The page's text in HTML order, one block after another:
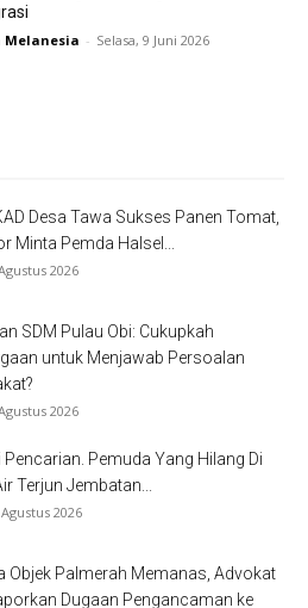
Melanesia - Selasa, 9 Juni 2026
Desa Tawa Sukses Panen Tomat,
Minta Pemda Halsel...
2026
SDM Pulau Obi: Cukupkah
untuk Menjawab Persoalan
2026
Pencarian. Pemuda Yang Hilang Di
Terjun Jembatan...
2026
Objek Palmerah Memanas, Advokat
Dugaan Pengancaman ke